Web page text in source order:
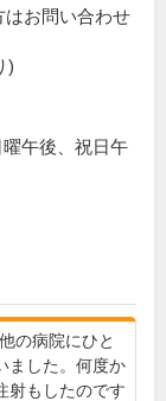
はお問い合わせ
)
午後、祝日午
の病院にひと
ました。何度か
射もしたのです